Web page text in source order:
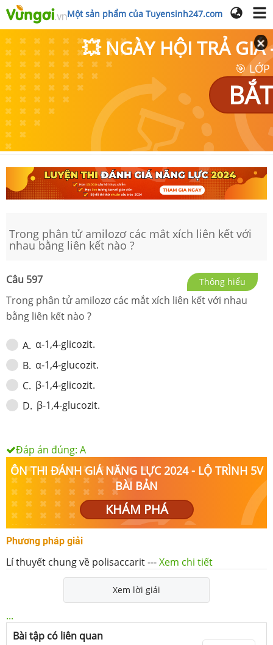
Một sản phẩm của Tuyensinh247.com
💥 NGÀY HỘI TRẢ GIÁ
🎯
Trong phân tử amilozơ các mắt xích liên kết với
nhau bằng liên kết nào ?
Câu 597 Thông hiểu
Trong phân tử amilozơ các mắt xích liên kết với nhau
bằng liên kết nào ?
A. α-1,4-glicozit.
B. α-1,4-glucozit.
C. β-1,4-glicozit.
D. β-1,4-glucozit.
Đáp án đúng: A
ÔN THI ĐÁNH GIÁ NĂNG LỰC 2024 - LỘ TRÌNH 5V
BÀI BẢN
KHÁM PHÁ
Phương pháp giải
Lí thuyết chung về polisaccarit---Xem chi tiết
Xem lời giải
...
Bài tập có liên quan